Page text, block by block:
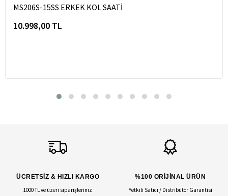
MS206S-15SS ERKEK KOL SAATİ
10.998,00 TL
ÜCRETSİZ & HIZLI KARGO
1000 TL ve üzeri siparişleriniz
%100 ORİJİNAL ÜRÜN
Yetkili Satıcı / Distribütör Garantisi